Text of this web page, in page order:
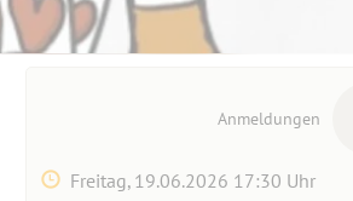
Anmeldungen
Freitag, 19.06.2026 17:30 Uhr